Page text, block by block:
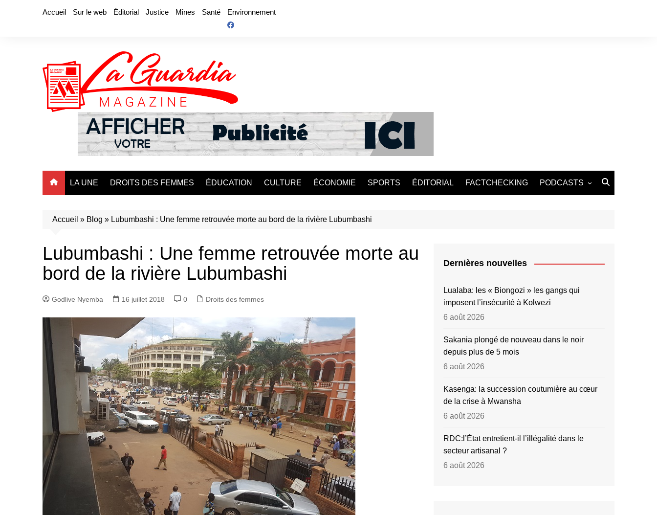
Accueil Sur le web Éditorial Justice Mines Santé Environnement
LA UNE DROITS DES FEMMES ÉDUCATION CULTURE ÉCONOMIE SPORTS ÉDITORIAL FACTCHECKING PODCASTS
Accueil » Blog » Lubumbashi : Une femme retrouvée morte au bord de la rivière Lubumbashi
Lubumbashi : Une femme retrouvée morte au
bord de la rivière Lubumbashi
Godlive Nyemba 16 juillet 2018 0 Droits des femmes
Dernières nouvelles
Lualaba: les « Biongozi » les gangs qui
imposent l’insécurité à Kolwezi
6 août 2026
Sakania plongé de nouveau dans le noir
depuis plus de 5 mois
6 août 2026
Kasenga: la succession coutumière au cœur
de la crise à Mwansha
6 août 2026
RDC:l’État entretient-il l’illégalité dans le
secteur artisanal ?
6 août 2026